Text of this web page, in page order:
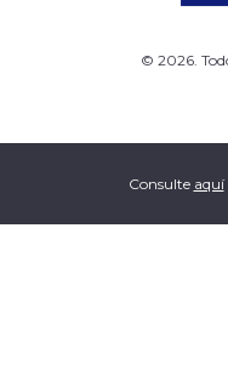
© 2026.
Consulte aquí